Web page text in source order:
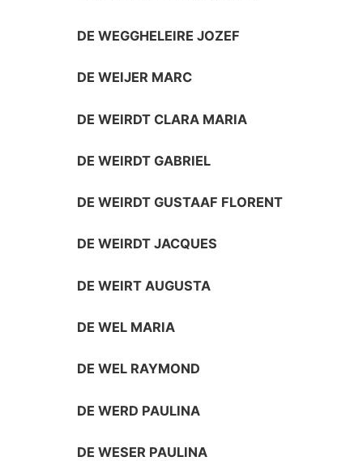
DE WEGGHELEIRE JOZEF
DE WEIJER MARC
DE WEIRDT CLARA MARIA
DE WEIRDT GABRIEL
DE WEIRDT GUSTAAF FLORENT
DE WEIRDT JACQUES
DE WEIRT AUGUSTA
DE WEL MARIA
DE WEL RAYMOND
DE WERD PAULINA
DE WESER PAULINA